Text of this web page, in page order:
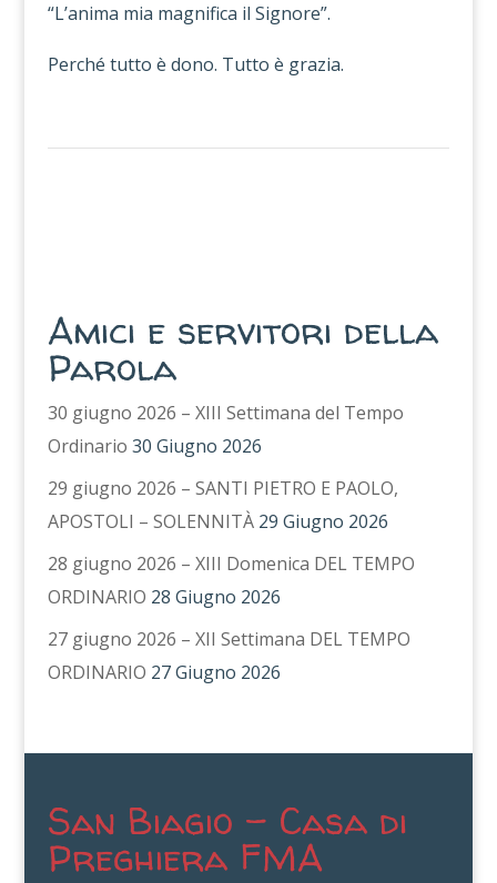
“L’anima mia magnifica il Signore”.
Perché tutto è dono. Tutto è grazia.
Amici e servitori della
Parola
30 giugno 2026 – XIII Settimana del Tempo
Ordinario 30 Giugno 2026
29 giugno 2026 – SANTI PIETRO E PAOLO,
APOSTOLI – SOLENNITÀ 29 Giugno 2026
28 giugno 2026 – XIII Domenica DEL TEMPO
ORDINARIO 28 Giugno 2026
27 giugno 2026 – XII Settimana DEL TEMPO
ORDINARIO 27 Giugno 2026
San Biagio – Casa di
Preghiera FMA